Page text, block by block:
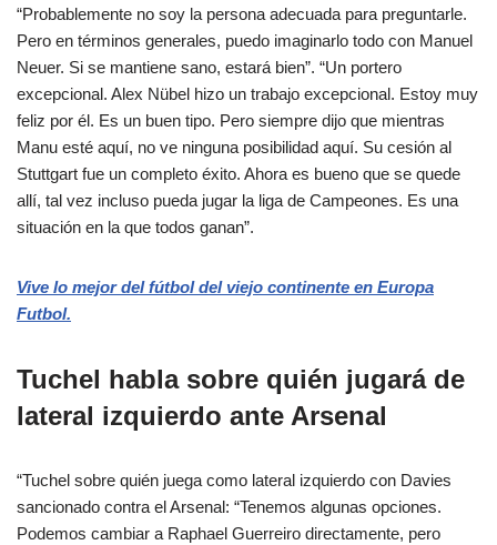
“Probablemente no soy la persona adecuada para preguntarle.
Pero en términos generales, puedo imaginarlo todo con Manuel
Neuer. Si se mantiene sano, estará bien”. “Un portero
excepcional. Alex Nübel hizo un trabajo excepcional. Estoy muy
feliz por él. Es un buen tipo. Pero siempre dijo que mientras
Manu esté aquí, no ve ninguna posibilidad aquí. Su cesión al
Stuttgart fue un completo éxito. Ahora es bueno que se quede
allí, tal vez incluso pueda jugar la liga de Campeones. Es una
situación en la que todos ganan”.
Vive lo mejor del fútbol del viejo continente en Europa
Futbol.
Tuchel habla sobre quién jugará de
lateral izquierdo ante Arsenal
“Tuchel sobre quién juega como lateral izquierdo con Davies
sancionado contra el Arsenal: “Tenemos algunas opciones.
Podemos cambiar a Raphael Guerreiro directamente, pero